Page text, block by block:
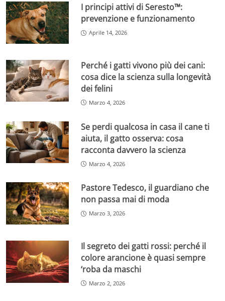
I principi attivi di Seresto™:
prevenzione e funzionamento
Aprile 14, 2026
Perché i gatti vivono più dei cani:
cosa dice la scienza sulla longevità
dei felini
Marzo 4, 2026
Se perdi qualcosa in casa il cane ti
aiuta, il gatto osserva: cosa
racconta davvero la scienza
Marzo 4, 2026
Pastore Tedesco, il guardiano che
non passa mai di moda
Marzo 3, 2026
Il segreto dei gatti rossi: perché il
colore arancione è quasi sempre
‘roba da maschi
Marzo 2, 2026